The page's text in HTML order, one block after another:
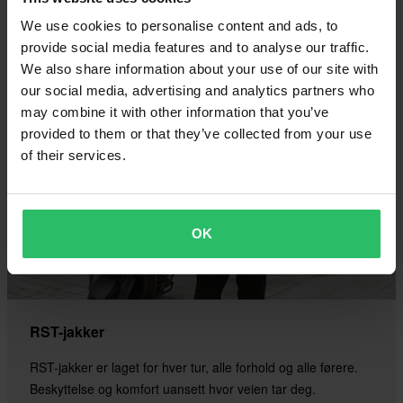
We use cookies to personalise content and ads, to
provide social media features and to analyse our traffic.
We also share information about your use of our site with
our social media, advertising and analytics partners who
may combine it with other information that you’ve
provided to them or that they’ve collected from your use
of their services.
OK
Kjøp nå
RST-jakker
RST-jakker er laget for hver tur, alle forhold og alle førere.
Beskyttelse og komfort uansett hvor veien tar deg.